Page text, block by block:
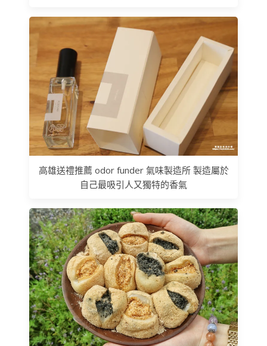
高雄送禮推薦 odor funder 氣味製造所 製造屬於
自己最吸引人又獨特的香氣